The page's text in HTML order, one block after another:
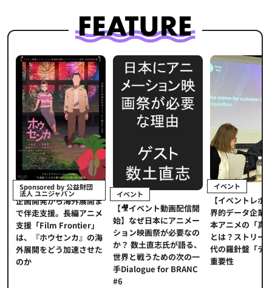
Sponsored by 公益財団
法人 ユニジャパン
企画開発から海外展開ま
で伴走支援。長編アニメ
支援「Film Frontier」
は、『ホウセンカ』の海
外展開をどう加速させた
のか
イベント
【🎥イベント動画配信開
始】なぜ日本にアニメー
ション映画祭が必要なの
か？ 数土直志氏が語る、
世界と戦うための次の一
手Dialogue for BRANC
#6
イベント
【イベントレポ
界的データ企業
本アニメの「真
とは？ストリー
代の羅針盤「デ
重要性